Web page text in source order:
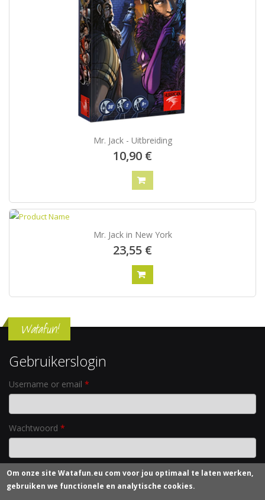
Mr. Jack - Uitbreiding
10,90 €
Mr. Jack in New York
23,55 €
Watafun!
Gebruikerslogin
Username or email *
Wachtwoord *
Nieuw wachtwoord aanvragen
Om onze siteWatafun.eu com voor jou optimaal te laten werken,
gebruiken we functionele en analytische cookies.